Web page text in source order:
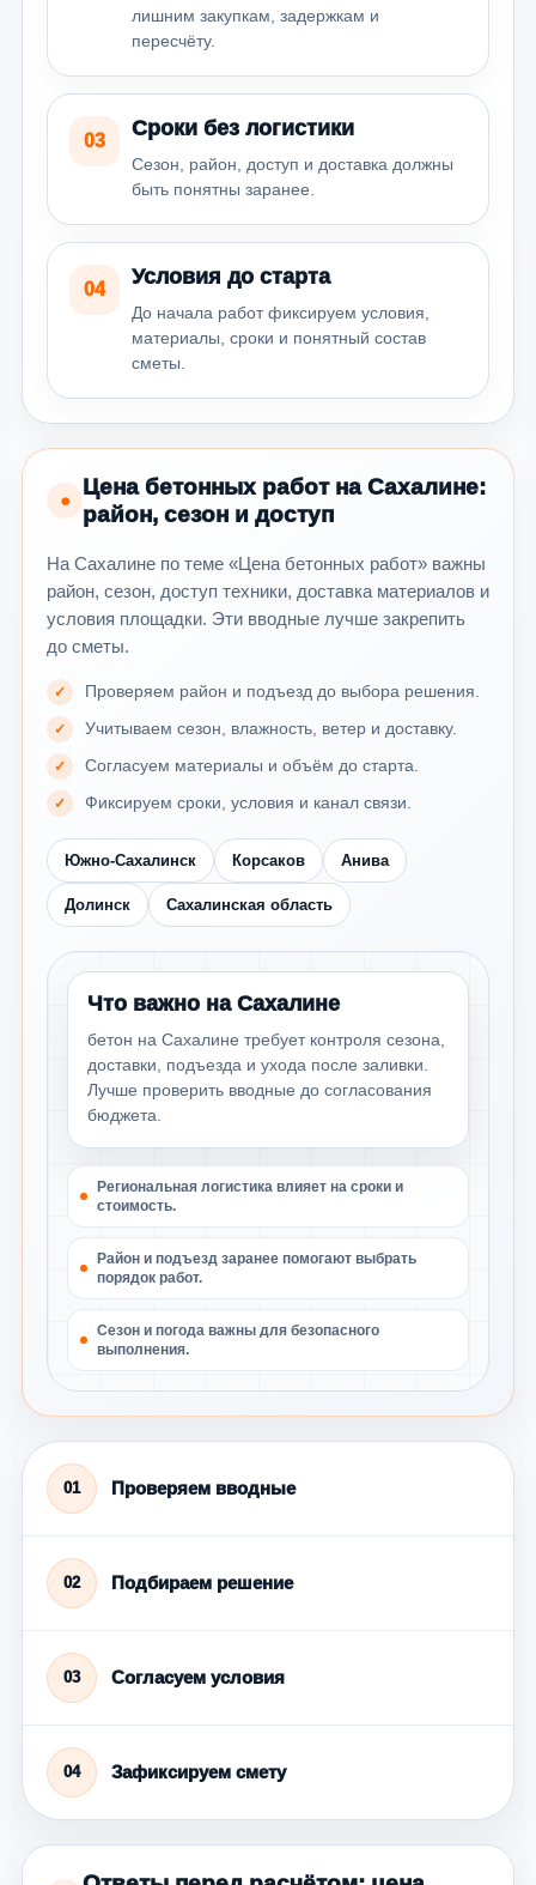
лишним закупкам, задержкам и
пересчёту.
03
Сроки без логистики
Сезон, район, доступ и доставка должны
быть понятны заранее.
04
Условия до старта
До начала работ фиксируем условия,
материалы, сроки и понятный состав
сметы.
●
Цена бетонных работ на Сахалине:
район, сезон и доступ
На Сахалине по теме «Цена бетонных работ» важны
район, сезон, доступ техники, доставка материалов и
условия площадки. Эти вводные лучше закрепить
до сметы.
Проверяем район и подъезд до выбора решения.
Учитываем сезон, влажность, ветер и доставку.
Согласуем материалы и объём до старта.
Фиксируем сроки, условия и канал связи.
Южно-Сахалинск Корсаков Анива
Долинск Сахалинская область
Что важно на Сахалине
бетон на Сахалине требует контроля сезона,
доставки, подъезда и ухода после заливки.
Лучше проверить вводные до согласования
бюджета.
Региональная логистика влияет на сроки и
стоимость.
Район и подъезд заранее помогают выбрать
порядок работ.
Сезон и погода важны для безопасного
выполнения.
01 Проверяем вводные
02 Подбираем решение
03 Согласуем условия
04 Зафиксируем смету